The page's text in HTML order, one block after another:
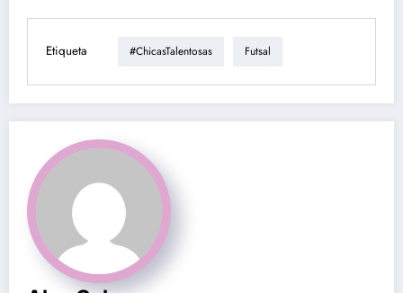
Etiqueta #ChicasTalentosas Futsal